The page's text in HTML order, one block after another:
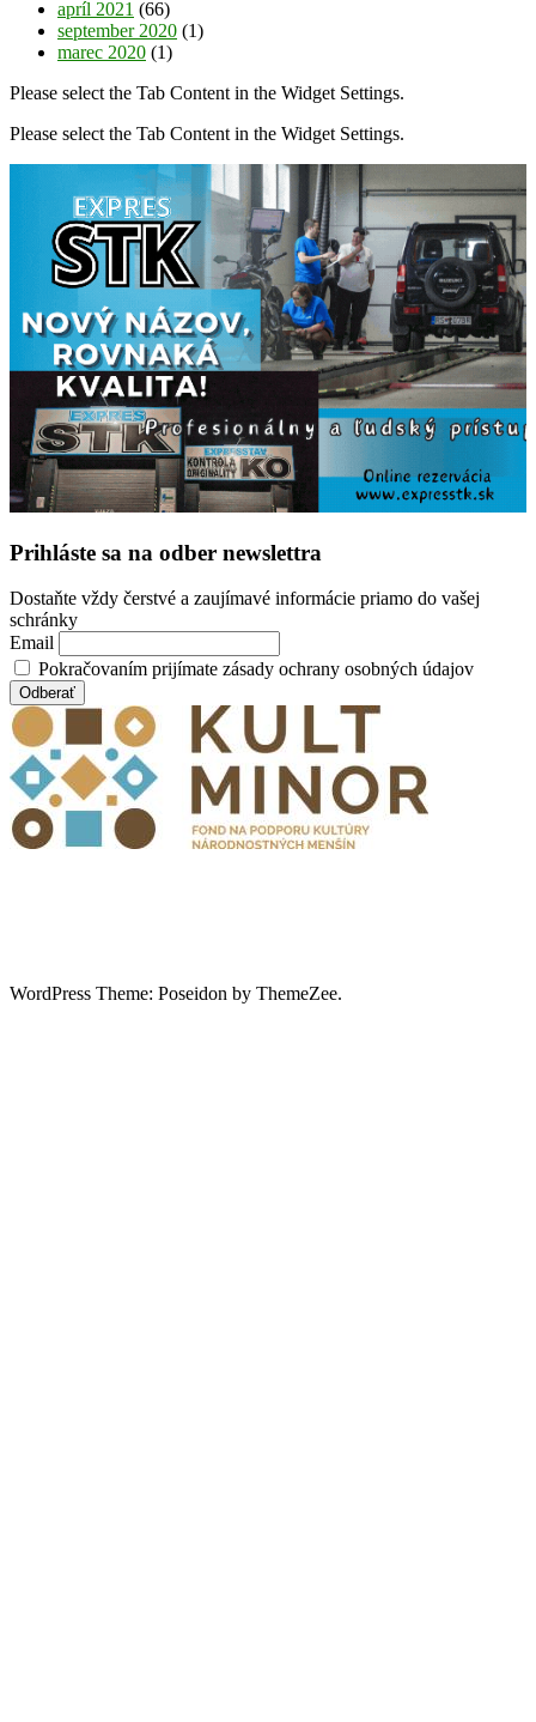
apríl 2021 (66)
september 2020 (1)
marec 2020 (1)
Please select the Tab Content in the Widget Settings.
Please select the Tab Content in the Widget Settings.
Prihláste sa na odber newslettra
Dostaňte vždy čerstvé a zaujímavé informácie priamo do vašej
schránky
Email
Pokračovaním prijímate zásady ochrany osobných údajov
WordPress Theme: Poseidon by ThemeZee.